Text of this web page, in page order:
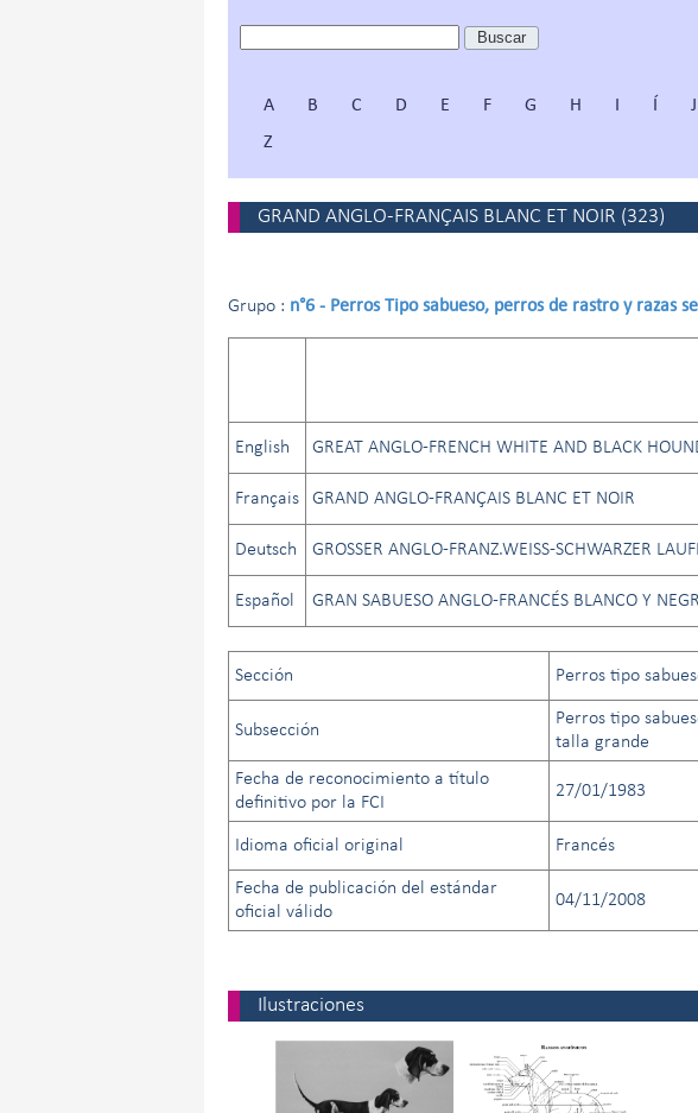
A B C D E F G H I Í J
Z
GRAND ANGLO-FRANÇAIS BLANC ET NOIR (323)
Grupo : n°6 - Perros Tipo sabueso, perros de rastro y razas
English GREAT ANGLO-FRENCH WHITE AND BLACK
Français GRAND ANGLO-FRANÇAIS BLANC ET NOIR
Deutsch GROSSER ANGLO-FRANZ.WEISS-SCHWARZER
Español GRAN SABUESO ANGLO-FRANCÉS BLANCO Y
Sección Perros tipo
Subsección
Perros tipo
talla grande
Fecha de reconocimiento a título
definitivo por la FCI
27/01/1983
Idioma oficial original Francés
Fecha de publicación del estándar
oficial válido
04/11/2008
Ilustraciones